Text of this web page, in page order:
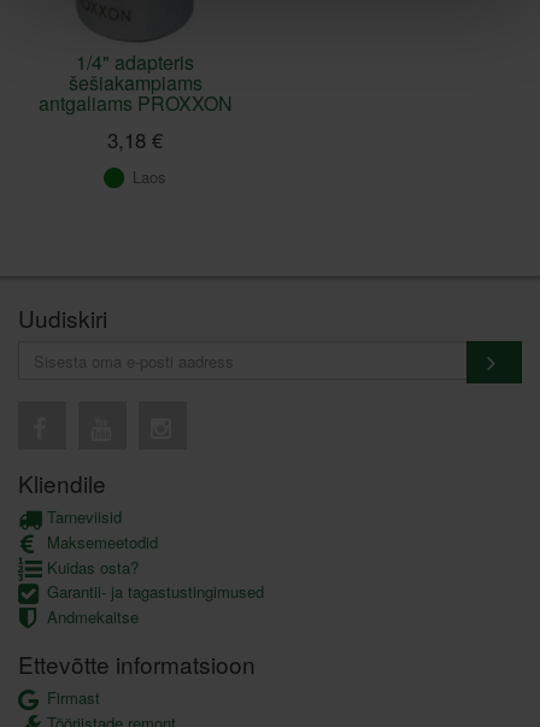
1/4" adapteris
šešiakampiams
antgaliams PROXXON
3,18 €
Laos
Uudiskiri
Kliendile
Tarneviisid
Maksemeetodid
Kuidas osta?
Garantii- ja tagastustingimused
Andmekaitse
Ettevõtte informatsioon
Firmast